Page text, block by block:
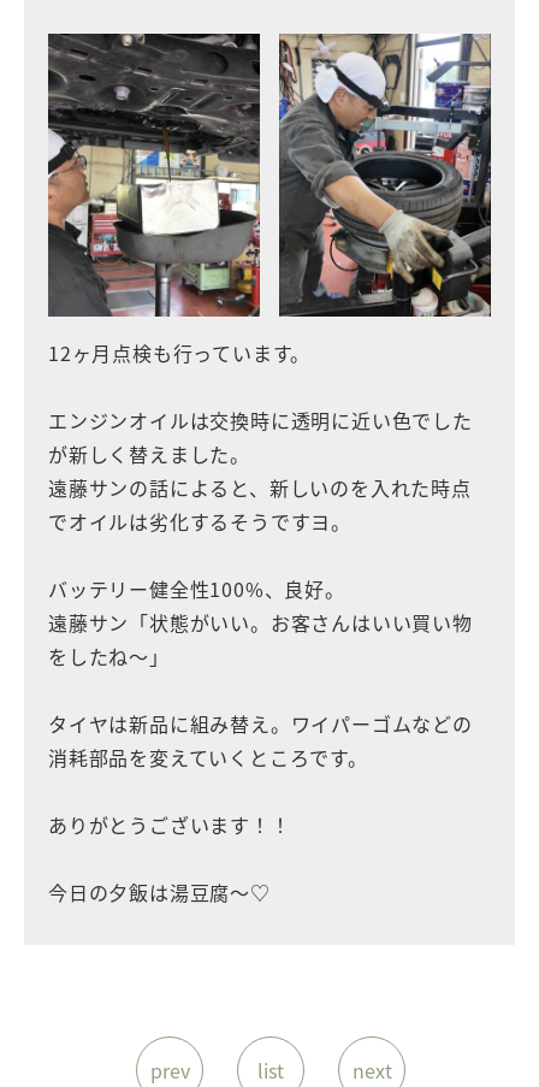
12ヶ月点検も行っています。
エンジンオイルは交換時に透明に近い色でした
が新しく替えました。
遠藤サンの話によると、新しいのを入れた時点
でオイルは劣化するそうですヨ。
バッテリー健全性100%、良好。
遠藤サン「状態がいい。お客さんはいい買い物
をしたね〜」
タイヤは新品に組み替え。ワイパーゴムなどの
消耗部品を変えていくところです。
ありがとうございます！！
今日の夕飯は湯豆腐〜♡
prev list next